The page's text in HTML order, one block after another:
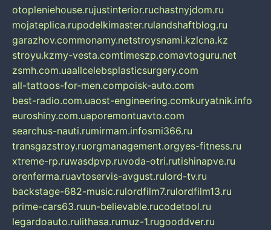
otopleniehouse.rujustinterior.ruchastnyjdom.ru
mojateplica.rupodelkimaster.rulandshaftblog.ru
garazhov.commonamy.netstroysnami.kzlcna.kz
stroyu.kzmy-vesta.comtimeszp.comavtoguru.net
zsmh.com.uaallcelebsplasticsurgery.com
all-tattoos-for-men.compoisk-auto.com
best-radio.com.uaost-engineering.comkuryatnik.info
euroshiny.com.uaporemontuavto.com
searchus-nauti.rumirmam.infosmi366.ru
transgazstroy.ruorgmanagement.orgyes-fitness.ru
xtreme-rp.ruwasdpvp.ruvoda-otri.rutishinapve.ru
orenferma.ruavtoservis-avgust.rulord-tv.ru
backstage-682-music.rulordfilm7.rulordfilm13.ru
prime-cars63.ruun-believable.rucodetool.ru
legardoauto.rulithasa.rumuz-1.rugooddver.ru